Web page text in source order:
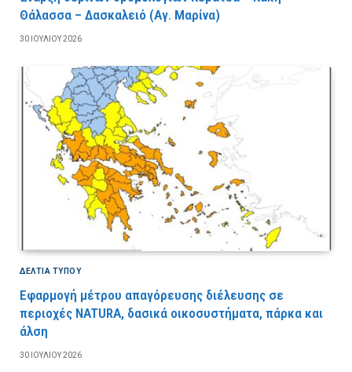
Θάλασσα – Δασκαλειό (Αγ. Μαρίνα)
30 ΙΟΥΛΊΟΥ 2026
ΔΕΛΤΙΑ ΤΥΠΟΥ
Εφαρμογή μέτρου απαγόρευσης διέλευσης σε
περιοχές NATURA, δασικά οικοσυστήματα, πάρκα και
άλση
30 ΙΟΥΛΊΟΥ 2026